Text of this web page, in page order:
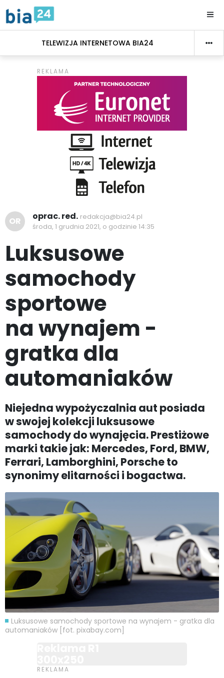
TELEWIZJA INTERNETOWA BIA24
OR oprac. red. redakcja@bia24.pl
środa, 1 grudnia 2021, o godzinie 14:35
Luksusowe
samochody
sportowe
na wynajem -
gratka dla
automaniaków
Niejedna wypożyczalnia aut posiada
w swojej kolekcji luksusowe
samochody do wynajęcia. Prestiżowe
marki takie jak: Mercedes, Ford, BMW,
Ferrari, Lamborghini, Porsche to
synonimy elitarności i bogactwa.
Luksusowe samochody sportowe na wynajem - gratka dla
automaniaków [fot. pixabay.com]